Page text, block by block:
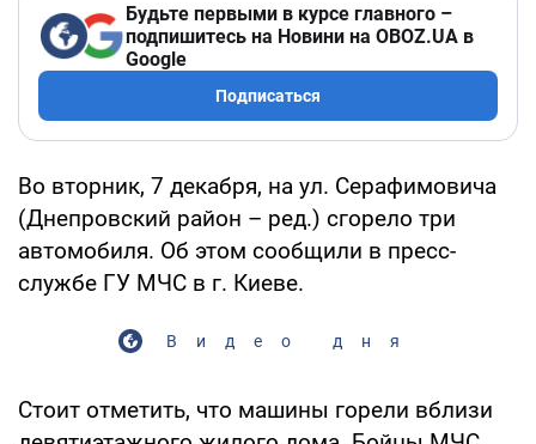
Будьте первыми в курсе главного –
подпишитесь на Новини на OBOZ.UA в
Google
Подписаться
Во вторник, 7 декабря, на ул. Серафимовича
(Днепровский район – ред.) сгорело три
автомобиля. Об этом сообщили в пресс-
службе ГУ МЧС в г. Киеве.
Видео дня
Стоит отметить, что машины горели вблизи